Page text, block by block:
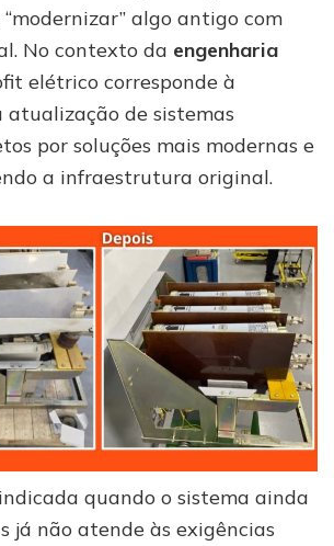
“modernizar” algo antigo com
No contexto da engenharia
elétrico corresponde à
de sistemas
por soluções mais modernas e
a infraestrutura original.
quando o sistema ainda
já não atende às exigências